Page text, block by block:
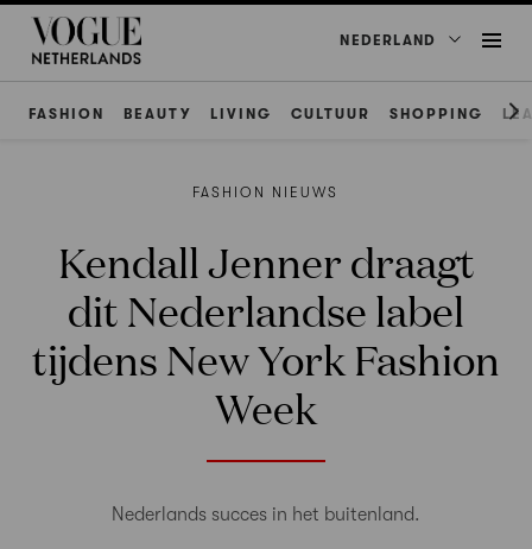
NEDERLAND
FASHION BEAUTY LIVING CULTUUR SHOPPING
FASHION NIEUWS
Kendall Jenner draagt
dit Nederlandse label
tijdens New York Fashion
Week
Nederlands succes in het buitenland.